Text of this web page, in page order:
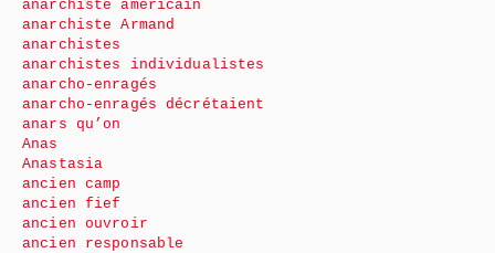
anarchiste américain
anarchiste Armand
anarchistes
anarchistes individualistes
anarcho-enragés
anarcho-enragés décrétaient
anars qu’on
Anas
Anastasia
ancien camp
ancien fief
ancien ouvroir
ancien responsable